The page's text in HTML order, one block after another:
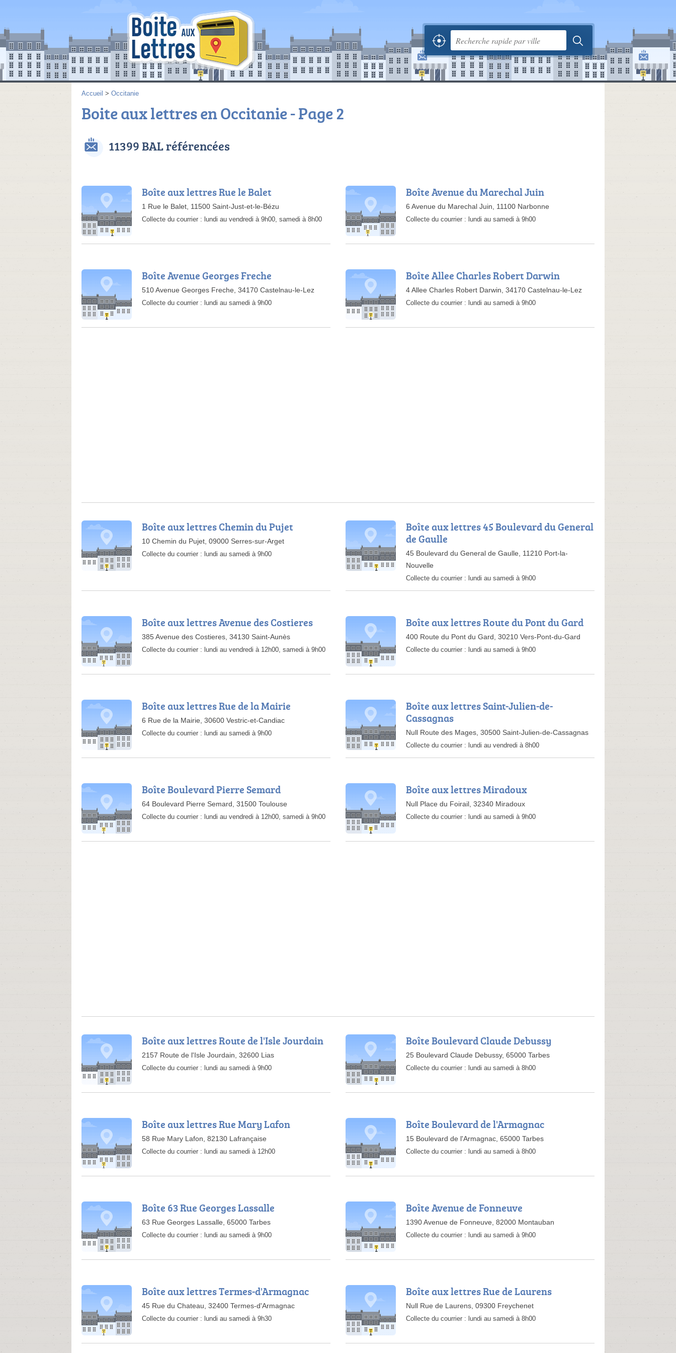
Accueil > Occitanie
Boite aux lettres en Occitanie - Page 2
11399 BAL référencées
Boîte aux lettres Rue le Balet
1 Rue le Balet, 11500 Saint-Just-et-le-Bézu
Collecte du courrier : lundi au vendredi à 9h00, samedi à 8h00
Boîte Avenue du Marechal Juin
6 Avenue du Marechal Juin, 11100 Narbonne
Collecte du courrier : lundi au samedi à 9h00
Boîte Avenue Georges Freche
510 Avenue Georges Freche, 34170 Castelnau-le-Lez
Collecte du courrier : lundi au samedi à 9h00
Boîte Allee Charles Robert Darwin
4 Allee Charles Robert Darwin, 34170 Castelnau-le-Lez
Collecte du courrier : lundi au samedi à 9h00
Boîte aux lettres Chemin du Pujet
10 Chemin du Pujet, 09000 Serres-sur-Arget
Collecte du courrier : lundi au samedi à 9h00
Boîte aux lettres 45 Boulevard du General
de Gaulle
45 Boulevard du General de Gaulle, 11210 Port-la-
Nouvelle
Collecte du courrier : lundi au samedi à 9h00
Boîte aux lettres Avenue des Costieres
385 Avenue des Costieres, 34130 Saint-Aunès
Collecte du courrier : lundi au vendredi à 12h00, samedi à 9h00
Boîte aux lettres Route du Pont du Gard
400 Route du Pont du Gard, 30210 Vers-Pont-du-Gard
Collecte du courrier : lundi au samedi à 9h00
Boîte aux lettres Rue de la Mairie
6 Rue de la Mairie, 30600 Vestric-et-Candiac
Collecte du courrier : lundi au samedi à 9h00
Boîte aux lettres Saint-Julien-de-
Cassagnas
Null Route des Mages, 30500 Saint-Julien-de-Cassagnas
Collecte du courrier : lundi au vendredi à 8h00
Boîte Boulevard Pierre Semard
64 Boulevard Pierre Semard, 31500 Toulouse
Collecte du courrier : lundi au vendredi à 12h00, samedi à 9h00
Boîte aux lettres Miradoux
Null Place du Foirail, 32340 Miradoux
Collecte du courrier : lundi au samedi à 9h00
Boîte aux lettres Route de l'Isle Jourdain
2157 Route de l'Isle Jourdain, 32600 Lias
Collecte du courrier : lundi au samedi à 9h00
Boîte Boulevard Claude Debussy
25 Boulevard Claude Debussy, 65000 Tarbes
Collecte du courrier : lundi au samedi à 8h00
Boîte aux lettres Rue Mary Lafon
58 Rue Mary Lafon, 82130 Lafrançaise
Collecte du courrier : lundi au samedi à 12h00
Boîte Boulevard de l'Armagnac
15 Boulevard de l'Armagnac, 65000 Tarbes
Collecte du courrier : lundi au samedi à 8h00
Boîte 63 Rue Georges Lassalle
63 Rue Georges Lassalle, 65000 Tarbes
Collecte du courrier : lundi au samedi à 9h00
Boîte Avenue de Fonneuve
1390 Avenue de Fonneuve, 82000 Montauban
Collecte du courrier : lundi au samedi à 9h00
Boîte aux lettres Termes-d'Armagnac
45 Rue du Chateau, 32400 Termes-d'Armagnac
Collecte du courrier : lundi au samedi à 9h30
Boîte aux lettres Rue de Laurens
Null Rue de Laurens, 09300 Freychenet
Collecte du courrier : lundi au samedi à 8h00